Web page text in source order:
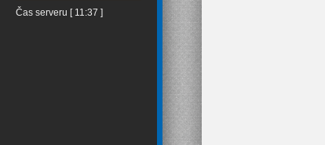
Čas serveru [ 11:37 ]